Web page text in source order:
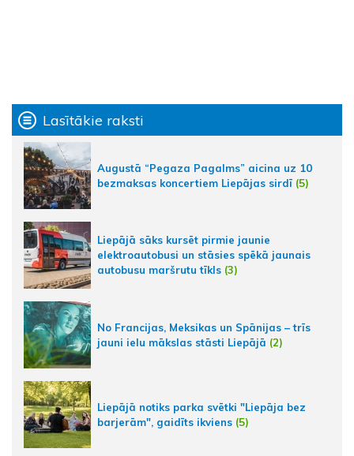
Lasītākie raksti
Augustā “Pegaza Pagalms” aicina uz 10
bezmaksas koncertiem Liepājas sirdī (5)
Liepājā sāks kursēt pirmie jaunie
elektroautobusi un stāsies spēkā jaunais
autobusu maršrutu tīkls (3)
No Francijas, Meksikas un Spānijas – trīs
jauni ielu mākslas stāsti Liepājā (2)
Liepājā notiks parka svētki "Liepāja bez
barjerām", gaidīts ikviens (5)